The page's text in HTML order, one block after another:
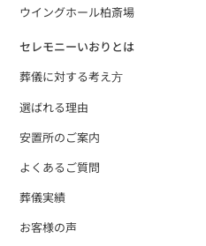
ウイングホール柏斎場
セレモニーいおりとは
葬儀に対する考え⽅
選ばれる理由
安置所のご案内
よくあるご質問
葬儀実績
お客様の声